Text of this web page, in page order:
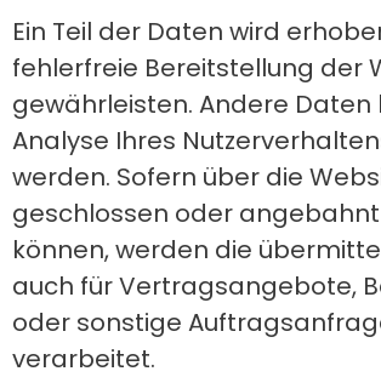
Ein Teil der Daten wird
fehlerfreie Bereitstellung der
gewährleisten. Andere Daten
Analyse Ihres
werden. Sofern über die
geschlossen oder
können, werden die
auch für Vertragsangebote,
oder sonstige
verarbeitet.